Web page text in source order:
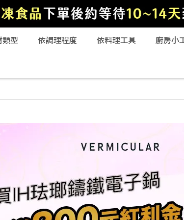
類型 依調理程度 依料理工具 廚房小